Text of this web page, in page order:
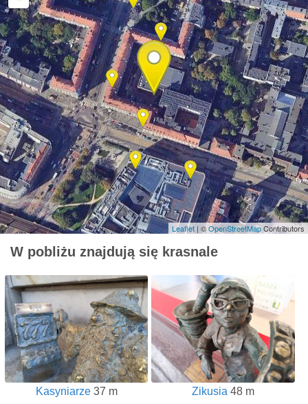
Leaflet | ©OpenStreetMapContributors
W pobliżu znajdują się krasnale
Kasyniarze37 m Zikusia 48 m